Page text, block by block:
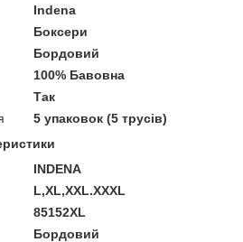
Indena
Боксери
Бордовий
100% Бавовна
Так
5 упаковок (5 трусів)
INDENA
L,XL,XXL.XXXL
85152XL
Бордовий